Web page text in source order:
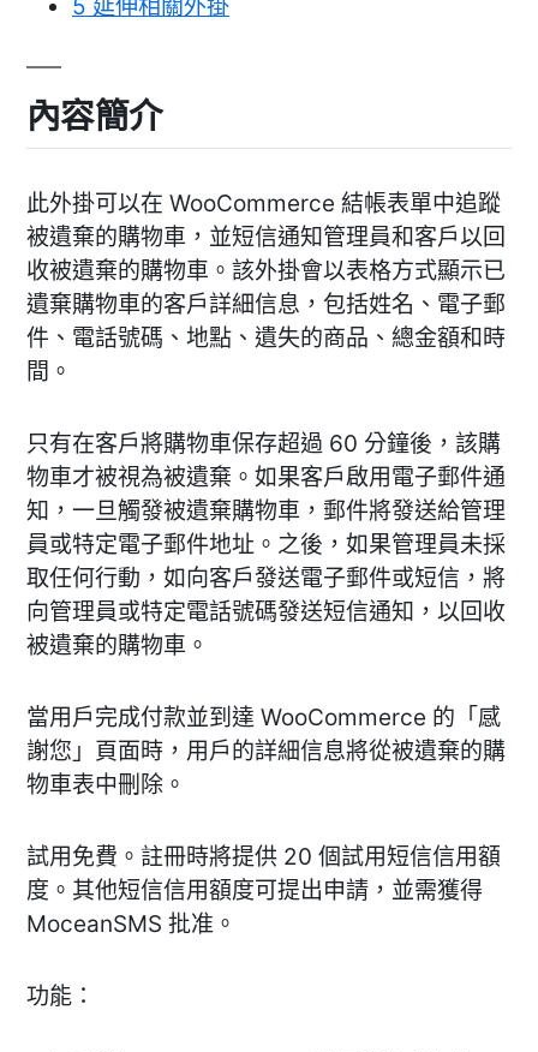
5 延伸相關外掛
內容簡介
此外掛可以在 WooCommerce 結帳表單中追蹤
被遺棄的購物車，並短信通知管理員和客戶以回
收被遺棄的購物車。該外掛會以表格方式顯示已
遺棄購物車的客戶詳細信息，包括姓名、電子郵
件、電話號碼、地點、遺失的商品、總金額和時
間。
只有在客戶將購物車保存超過 60 分鐘後，該購
物車才被視為被遺棄。如果客戶啟用電子郵件通
知，一旦觸發被遺棄購物車，郵件將發送給管理
員或特定電子郵件地址。之後，如果管理員未採
取任何行動，如向客戶發送電子郵件或短信，將
向管理員或特定電話號碼發送短信通知，以回收
被遺棄的購物車。
當用戶完成付款並到達 WooCommerce 的「感
謝您」頁面時，用戶的詳細信息將從被遺棄的購
物車表中刪除。
試用免費。註冊時將提供 20 個試用短信信用額
度。其他短信信用額度可提出申請，並需獲得
MoceanSMS 批准。
功能：